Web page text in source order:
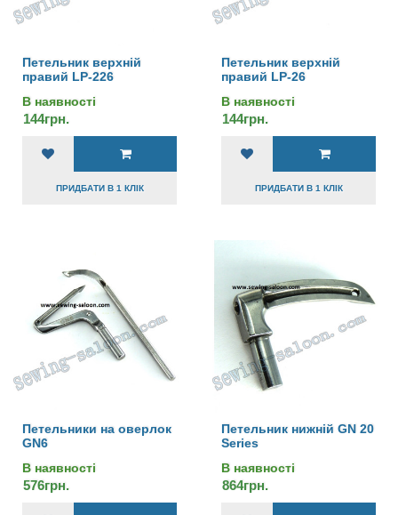
Петельник верхній
правий LP-226
В наявності
144грн.
ПРИДБАТИ В 1 КЛІК
Петельник верхній
правий LP-26
В наявності
144грн.
ПРИДБАТИ В 1 КЛІК
Петельники на оверлок
GN6
В наявності
576грн.
Петельник нижній GN 20
Series
В наявності
864грн.